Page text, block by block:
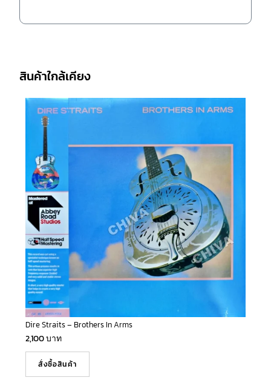
สินค้าใกล้เคียง
Dire Straits – Brothers In Arms
2,100บาท
สั่งซื้อสินค้า